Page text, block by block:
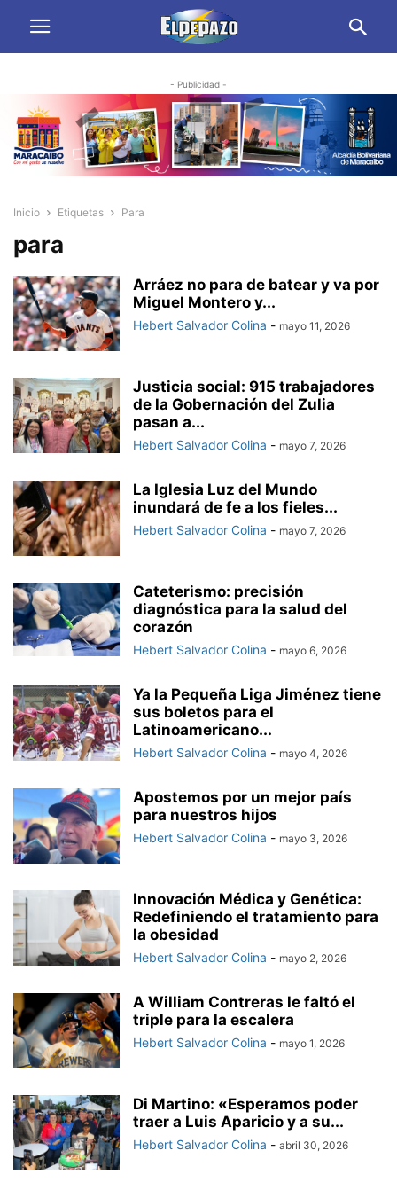
- Publicidad -
Inicio Etiquetas Para
para
Arráez no para de batear y va por
Miguel Montero y...
Hebert Salvador Colina - mayo 11, 2026
Justicia social: 915 trabajadores
de la Gobernación del Zulia
pasan a...
Hebert Salvador Colina - mayo 7, 2026
La Iglesia Luz del Mundo
inundará de fe a los fieles...
Hebert Salvador Colina - mayo 7, 2026
Cateterismo: precisión
diagnóstica para la salud del
corazón
Hebert Salvador Colina - mayo 6, 2026
Ya la Pequeña Liga Jiménez tiene
sus boletos para el
Latinoamericano...
Hebert Salvador Colina - mayo 4, 2026
Apostemos por un mejor país
para nuestros hijos
Hebert Salvador Colina - mayo 3, 2026
Innovación Médica y Genética:
Redefiniendo el tratamiento para
la obesidad
Hebert Salvador Colina - mayo 2, 2026
A William Contreras le faltó el
triple para la escalera
Hebert Salvador Colina - mayo 1, 2026
Di Martino: «Esperamos poder
traer a Luis Aparicio y a su...
Hebert Salvador Colina - abril 30, 2026